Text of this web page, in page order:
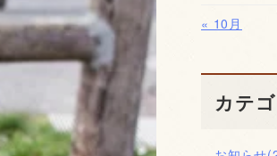
« 10月
カテ